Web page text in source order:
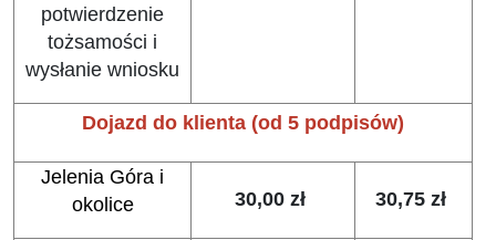
potwierdzenie
tożsamości i
wysłanie wniosku
Dojazd do klienta (od 5 podpisów)
Jelenia Góra i
okolice
30,00 zł 30,75 zł